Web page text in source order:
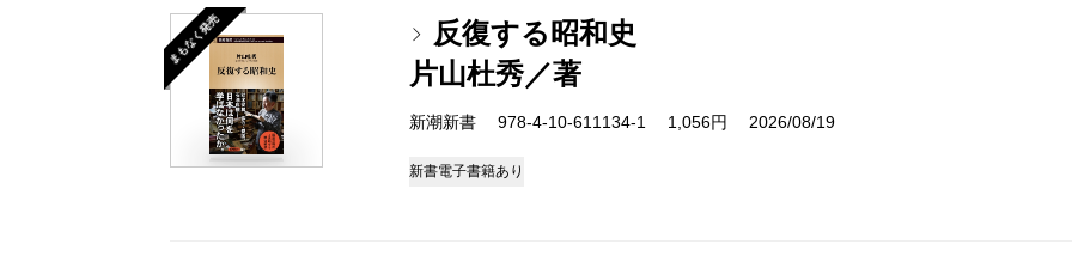
まもなく発売
反復する昭和史
片山杜秀／著
新潮新書 978-4-10-611134-1 1,056円 2026/08/19
新書電子書籍あり